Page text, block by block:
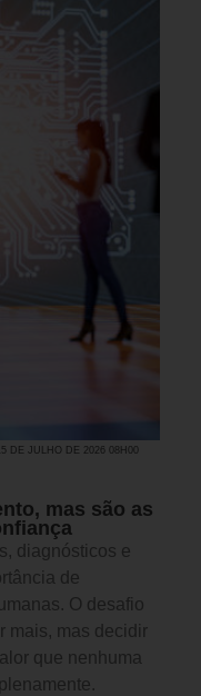
DE JULHO DE 2026 08H00
mas são as
diagnósticos e
de
O desafio
mais, mas decidir
que nenhuma